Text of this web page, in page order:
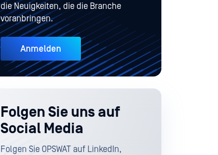
die Neuigkeiten, die die Branche
voranbringen.
Anmelden
Folgen Sie uns auf
Social Media
Folgen Sie OPSWAT auf LinkedIn,